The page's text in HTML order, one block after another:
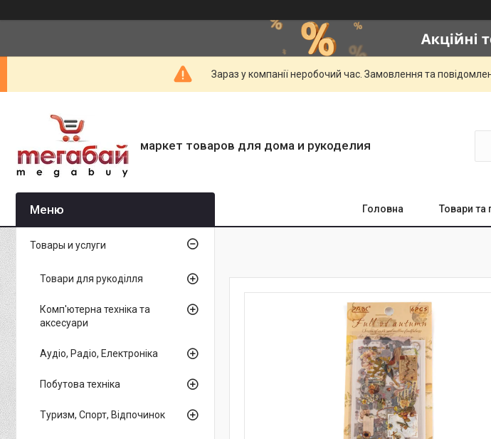
Зараз у компанії неробочий час. Замовлення та
маркет товаров для дома и рукоделия
Головна Товари та
Товары и услуги
Товари для рукоділля
Комп'ютерна техніка та
аксесуари
Аудіо, Радіо, Електроніка
Побутова техніка
Туризм, Спорт, Відпочинок